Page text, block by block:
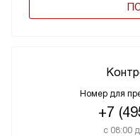
Номер для
+7
с 08:00